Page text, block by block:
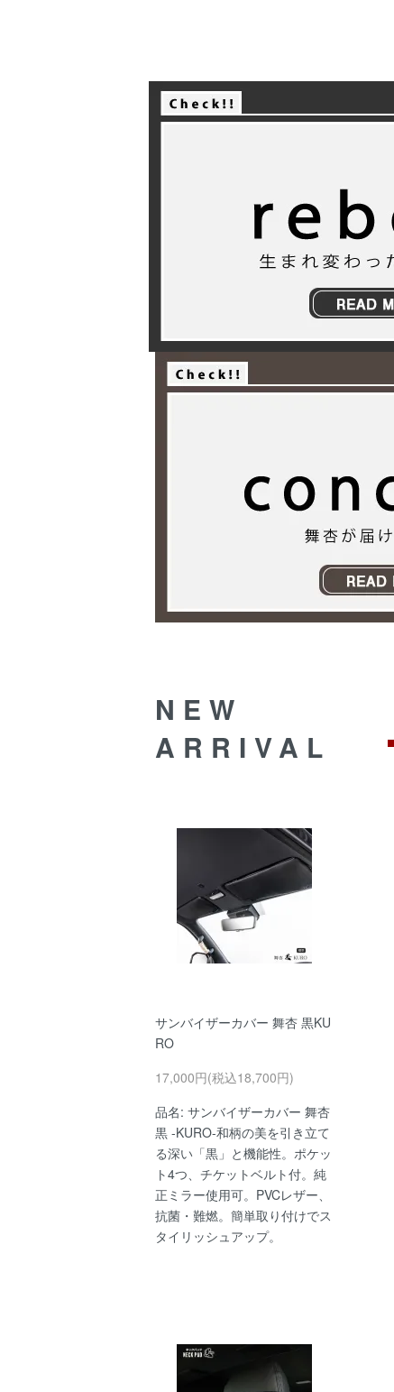
NEW
ARRIVAL
サンバイザーカバー 舞杏 黒KU
RO
17,000円(税込18,700円)
品名: サンバイザーカバー 舞杏
黒 -KURO-和柄の美を引き立て
る深い「黒」と機能性。ポケッ
ト4つ、チケットベルト付。純
正ミラー使用可。PVCレザー、
抗菌・難燃。簡単取り付けでス
タイリッシュアップ。